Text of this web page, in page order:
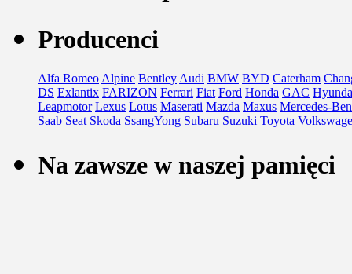
Producenci
Alfa Romeo Alpine Bentley Audi BMW BYD Caterham
DS Exlantix FARIZON Ferrari Fiat Ford Honda GAC
Leapmotor Lexus Lotus Maserati Mazda Maxus Mercedes-
Saab Seat Skoda SsangYong Subaru Suzuki Toyota
Na zawsze w naszej pamięci